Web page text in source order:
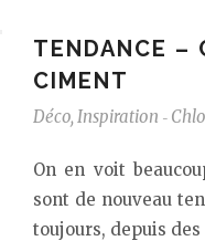
TENDANCE –
CIMENT
Déco, Inspiration -
On en voit
sont de nouveau
toujours, depuis